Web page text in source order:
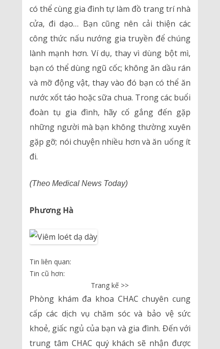
có thể cùng gia đình tự làm đồ trang trí nhà
cửa, đi dạo… Bạn cũng nên cải thiện các
công thức nấu nướng gia truyền để chúng
lành mạnh hơn. Ví dụ, thay vì dùng bột mì,
bạn có thể dùng ngũ cốc; không ăn dầu rán
và mỡ động vật, thay vào đó bạn có thể ăn
nước xốt táo hoặc sữa chua. Trong các buổi
đoàn tụ gia đình, hãy cố gắng đến gặp
những người mà bạn không thường xuyên
gặp gỡ; nói chuyện nhiều hơn và ăn uống ít
đi.
(Theo Medical News Today)
Phương Hà
Tin liên quan:
Tin cũ hơn:
Trang kế >>
Phòng khám đa khoa CHAC chuyên cung
cấp các dịch vụ chăm sóc và bảo vệ sức
khoẻ, giấc ngủ của bạn và gia đình. Đến với
trung tâm CHAC quý khách sẽ nhận được